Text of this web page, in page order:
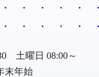
土曜日 08:00～
末年始